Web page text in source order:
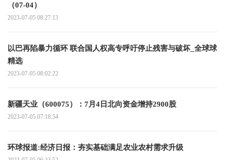
（07-04）
2023-07-05 08:27:13
以巴再陷暴力循环 联合国人权高专呼吁停止残害与破坏_全球球
精选
2023-07-05 08:02:22
新疆天业（600075）：7月4日北向资金增持2900股
2023-07-05 07:18:54
环球报道:经济日报：夯实基础满足农业农村需求升级